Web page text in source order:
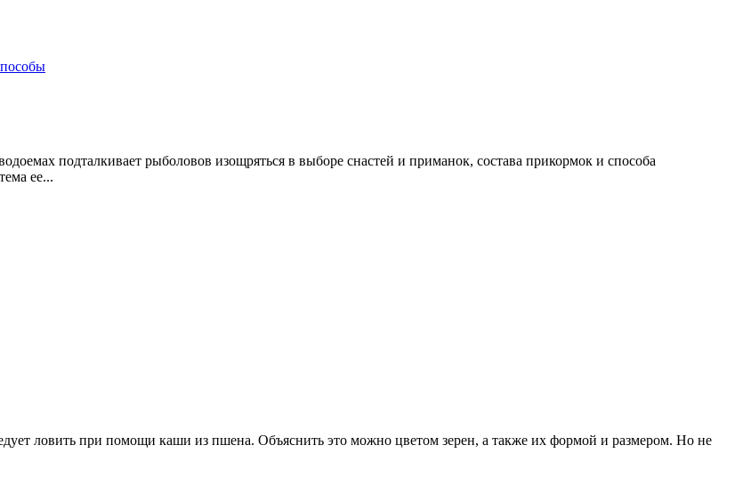
подталкивает рыболовов изощряться в выборе снастей и приманок, состава прикормок и способа
ее...
ловить при помощи каши из пшена. Объяснить это можно цветом зерен, а также их формой и размером. Но не